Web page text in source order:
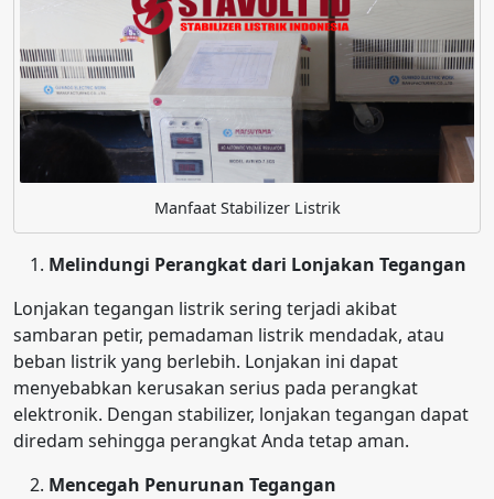
Manfaat Stabilizer Listrik
Melindungi Perangkat dari Lonjakan Tegangan
Lonjakan tegangan listrik sering terjadi akibat
sambaran petir, pemadaman listrik mendadak, atau
beban listrik yang berlebih. Lonjakan ini dapat
menyebabkan kerusakan serius pada perangkat
elektronik. Dengan stabilizer, lonjakan tegangan dapat
diredam sehingga perangkat Anda tetap aman.
Mencegah Penurunan Tegangan